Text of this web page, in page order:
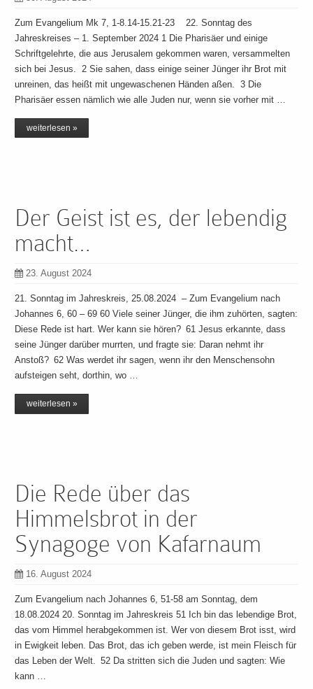
Zum Evangelium Mk 7, 1-8.14-15.21-23 22. Sonntag des
Jahreskreises – 1. September 2024 1 Die Pharisäer und einige
Schriftgelehrte, die aus Jerusalem gekommen waren, versammelten
sich bei Jesus. 2 Sie sahen, dass einige seiner Jünger ihr Brot mit
unreinen, das heißt mit ungewaschenen Händen aßen. 3 Die
Pharisäer essen nämlich wie alle Juden nur, wenn sie vorher mit …
weiterlesen »
Der Geist ist es, der lebendig
macht…
23. August 2024
21. Sonntag im Jahreskreis, 25.08.2024 – Zum Evangelium nach
Johannes 6, 60 – 69 60 Viele seiner Jünger, die ihm zuhörten, sagten:
Diese Rede ist hart. Wer kann sie hören? 61 Jesus erkannte, dass
seine Jünger darüber murrten, und fragte sie: Daran nehmt ihr
Anstoß? 62 Was werdet ihr sagen, wenn ihr den Menschensohn
aufsteigen seht, dorthin, wo …
weiterlesen »
Die Rede über das
Himmelsbrot in der
Synagoge von Kafarnaum
16. August 2024
Zum Evangelium nach Johannes 6, 51-58 am Sonntag, dem
18.08.2024 20. Sonntag im Jahreskreis 51 Ich bin das lebendige Brot,
das vom Himmel herabgekommen ist. Wer von diesem Brot isst, wird
in Ewigkeit leben. Das Brot, das ich geben werde, ist mein Fleisch für
das Leben der Welt. 52 Da stritten sich die Juden und sagten: Wie
kann …